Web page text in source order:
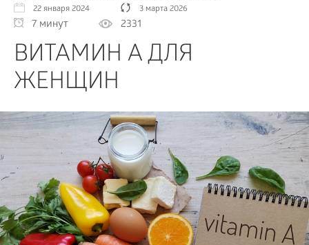
22 января 2024
3 марта 2026
7 минут 2331
ВИТАМИН A ДЛЯ
ЖЕНЩИН
ЗДОРОВЬЕ
КРАСОТА
ПСИХОЛОГИЯ
ДОМ
КАК?
БИЗНЕС